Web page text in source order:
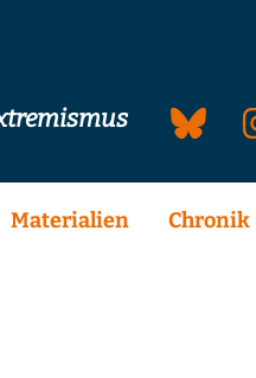
Materialien Chronik